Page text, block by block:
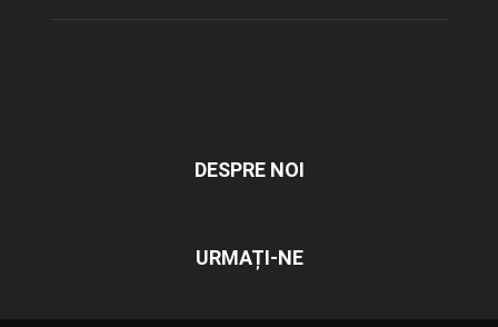
DESPRE NOI
URMAȚI-NE